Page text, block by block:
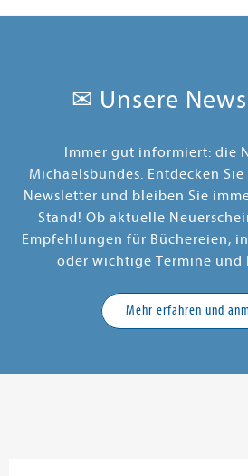
✉ Unsere
Immer gut informiert: die
Michaelsbundes. Entdecken
Newsletter und bleiben Sie
Stand! Ob aktuelle
Empfehlungen für Büchereien,
oder wichtige Termine
Mehr erfahren und